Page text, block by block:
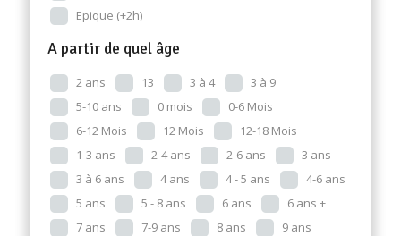
Epique (+2h)
A partir de quel âge
2 ans 13 3 à 4
3 à 9
5-10 ans
0 mois
0-6 Mois
6-12 Mois
12 Mois
12-18 Mois
1-3 ans
2-4 ans 2-6 ans
3 ans
3 à 6 ans
4 ans 4 - 5 ans
4-6 ans
5 ans
5 - 8 ans 6 ans
6 ans +
7 ans
7-9 ans 8 ans
9 ans